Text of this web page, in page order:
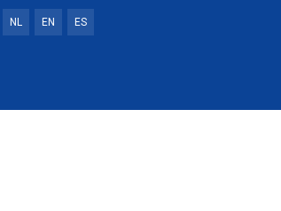
NL EN ES